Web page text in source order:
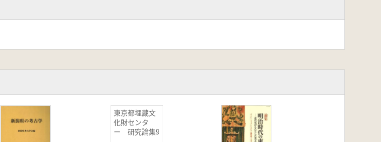
東京都埋蔵文
化財センタ
ー 研究論集9